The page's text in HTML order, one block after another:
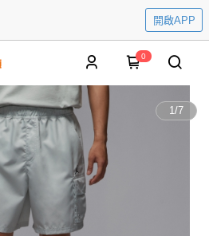
開啟APP
0
1/7